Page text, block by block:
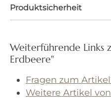
Produktsicherheit
Weiterführende Links
Erdbeere"
Fragen zum
Weitere Artikel